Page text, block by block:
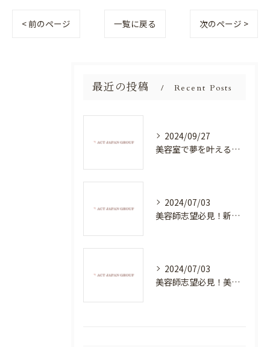
< 前のページ 一覧に戻る 次のページ >
最近の投稿 Recent Posts
2024/09/27
美容室で夢を叶える！自分を磨く新たなチャンス
2024/07/03
美容師志望必見！新たな価値を創造する美容室でハイレベルな技術を学べる環境
2024/07/03
美容師志望必見！美容室NEWSTANDARDで最高のスキルアップを目指そう！